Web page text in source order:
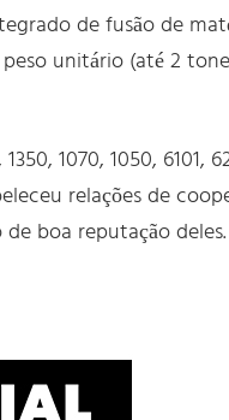
de fusão de
unitário (até 2
1070, 1050,
relações de
de boa reputação deles.